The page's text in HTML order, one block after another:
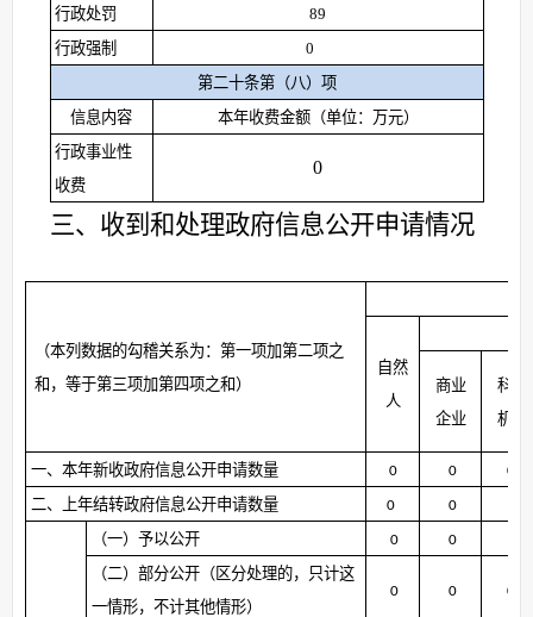
行政处罚
89
行政强制
0
第二十条第（八）项
信息内容
本年收费金额（单位：万元）
行政事业性
收费
0
三、收到和处理政府信息公开申请情况
（本列数据的勾稽关系为：第一项加第二项之
和，等于第三项加第四项之和）
自然
人
商业
企业
科研
机构
一、本年新收政府信息公开申请数量 0 0 0
二、上年结转政府信息公开申请数量 0 0
（一）予以公开 0 0
（二）部分公开（区分处理的，只计这
一情形，不计其他情形）
0 0 0